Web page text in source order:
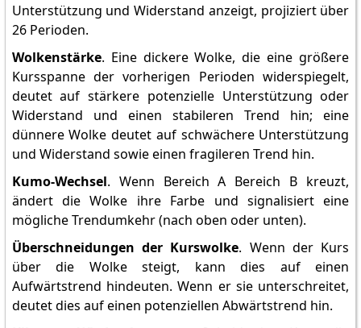
Unterstützung und Widerstand anzeigt, projiziert über
26 Perioden.
Wolkenstärke. Eine dickere Wolke, die eine größere
Kursspanne der vorherigen Perioden widerspiegelt,
deutet auf stärkere potenzielle Unterstützung oder
Widerstand und einen stabileren Trend hin; eine
dünnere Wolke deutet auf schwächere Unterstützung
und Widerstand sowie einen fragileren Trend hin.
Kumo-Wechsel. Wenn Bereich A Bereich B kreuzt,
ändert die Wolke ihre Farbe und signalisiert eine
mögliche Trendumkehr (nach oben oder unten).
Überschneidungen der Kurswolke. Wenn der Kurs
über die Wolke steigt, kann dies auf einen
Aufwärtstrend hindeuten. Wenn er sie unterschreitet,
deutet dies auf einen potenziellen Abwärtstrend hin.